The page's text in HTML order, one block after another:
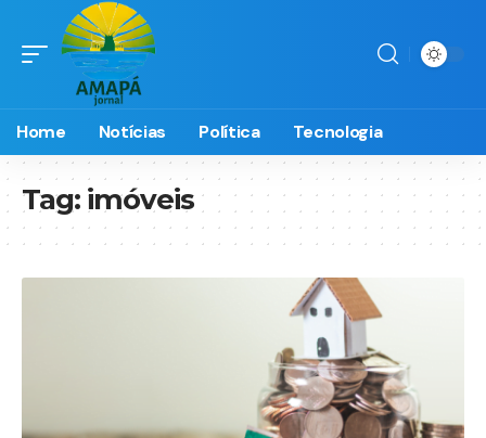
Home Notícias Política Tecnologia
Tag: imóveis